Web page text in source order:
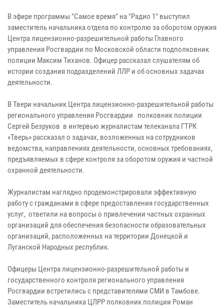
В эфире программы "Самое время" на "Радио 1" выступил
заместитель начальника отдела по контролю за оборотом оружия
Центра лицензионно-разрешительной работы Главного
управления Росгвардии по Московской области подполковник
полиции Максим Тиханов. Офицер рассказал слушателям об
истории создания подразделений ЛЛР и об основных задачах
деятельности.
В Твери начальник Центра лицензионно-разрешительной работы
регионального управления Росгвардии полковник полиции
Сергей Безруков в интервью журналистам телеканала ГТРК
«Тверь» рассказал о задачах, возложенных на сотрудников
ведомства, направлениях деятельности, основных требованиях,
предъявляемых в сфере контроля за оборотом оружия и частной
охранной деятельности.
Журналистам наглядно продемонстрировали эффективную
работу с гражданами в сфере предоставления государственных
услуг, ответили на вопросы о привлечении частных охранных
организаций для обеспечения безопасности образовательных
организаций, расположенных на территории Донецкой и
Луганской Народных республик.
Офицеры Центра лицензионно-разрешительной работы и
государственного контроля регионального управления
Росгвардии встретились с представителями СМИ в Тамбове.
Заместитель начальника ЦЛРР полковник полиции Роман